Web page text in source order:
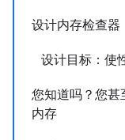
设计内存检查器
设计目标：使
您知道吗？您甚
内存